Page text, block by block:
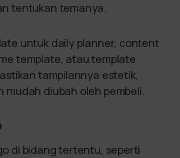
tentukan temanya.
untuk daily planner, content
template, atau template
tampilannya estetik,
mudah diubah oleh pembeli.
di bidang tertentu, seperti